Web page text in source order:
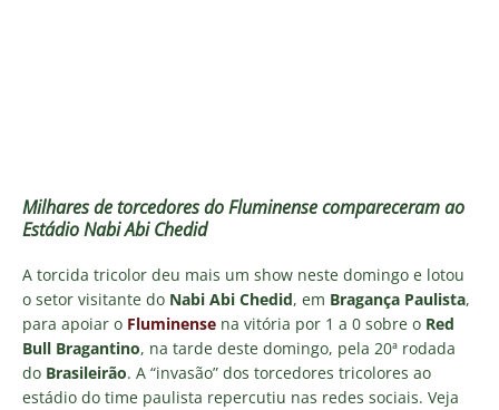
Milhares de torcedores do Fluminense compareceram ao
Estádio Nabi Abi Chedid
A torcida tricolor deu mais um show neste domingo e lotou
o setor visitante do Nabi Abi Chedid, em Bragança Paulista,
para apoiar o Fluminense na vitória por 1 a 0 sobre o Red
Bull Bragantino, na tarde deste domingo, pela 20ª rodada
do Brasileirão. A “invasão” dos torcedores tricolores ao
estádio do time paulista repercutiu nas redes sociais. Veja